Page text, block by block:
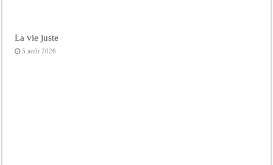
La vie juste
5 août 2026